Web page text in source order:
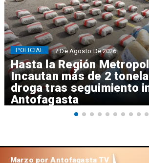
Hasta la Región
Incautan más de 2
droga tras seguimiento
Antofagasta
POLICIAL 7 De Agosto De 2026
Marzo por Antofagasta TV